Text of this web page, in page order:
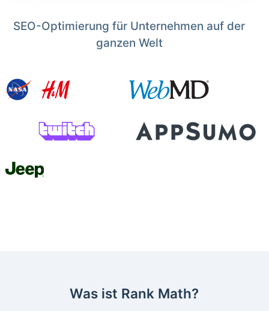
SEO-Optimierung für Unternehmen auf der
ganzen Welt
Was ist Rank Math?